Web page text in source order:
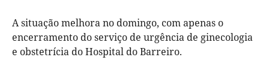
A situação melhora no domingo, com apenas o
encerramento do serviço de urgência de ginecologia
e obstetrícia do Hospital do Barreiro.